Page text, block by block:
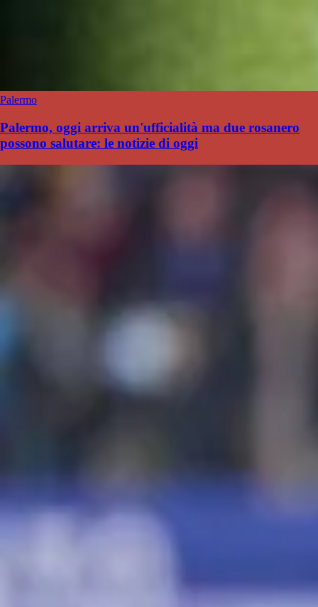
Palermo
Palermo, oggi arriva un'ufficialità ma due rosanero
possono salutare: le notizie di oggi